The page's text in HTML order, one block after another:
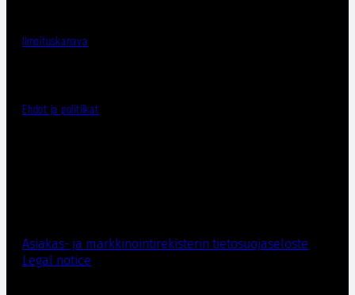
Ilmoituskanava
Ehdot ja politiikat
Asiakas- ja markkinointirekisterin tietosuojaseloste
Legal notice